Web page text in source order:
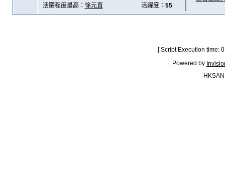
活躍程度最高： 徐元直 活躍度： 55
[ Script Execution time:
Powered by